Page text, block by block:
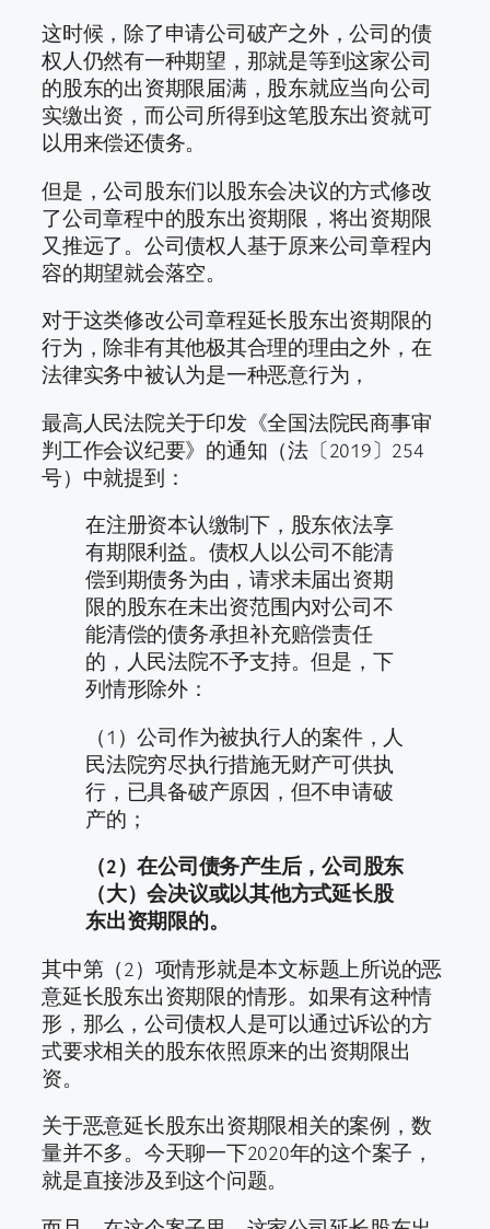
这时候，除了申请公司破产之外，公司的债
权人仍然有一种期望，那就是等到这家公司
的股东的出资期限届满，股东就应当向公司
实缴出资，而公司所得到这笔股东出资就可
以用来偿还债务。
但是，公司股东们以股东会决议的方式修改
了公司章程中的股东出资期限，将出资期限
又推远了。公司债权人基于原来公司章程内
容的期望就会落空。
对于这类修改公司章程延长股东出资期限的
行为，除非有其他极其合理的理由之外，在
法律实务中被认为是一种恶意行为，
最高人民法院关于印发《全国法院民商事审
判工作会议纪要》的通知（法〔2019〕254
号）中就提到：
在注册资本认缴制下，股东依法享
有期限利益。债权人以公司不能清
偿到期债务为由，请求未届出资期
限的股东在未出资范围内对公司不
能清偿的债务承担补充赔偿责任
的，人民法院不予支持。但是，下
列情形除外：
（1）公司作为被执行人的案件，人
民法院穷尽执行措施无财产可供执
行，已具备破产原因，但不申请破
产的；
（2）在公司债务产生后，公司股东
（大）会决议或以其他方式延长股
东出资期限的。
其中第（2）项情形就是本文标题上所说的恶
意延长股东出资期限的情形。如果有这种情
形，那么，公司债权人是可以通过诉讼的方
式要求相关的股东依照原来的出资期限出
资。
关于恶意延长股东出资期限相关的案例，数
量并不多。今天聊一下2020年的这个案子，
就是直接涉及到这个问题。